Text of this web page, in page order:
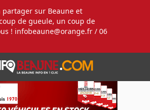
partager sur Beaune et
de gueule, un coup de
! infobeaune@orange.fr / 06